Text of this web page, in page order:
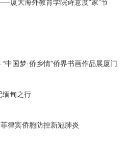
厦大海外教育学院诗意度“家”节
中国梦·侨乡情”侨界书画作品展厦门
甸之行
律宾侨胞防控新冠肺炎